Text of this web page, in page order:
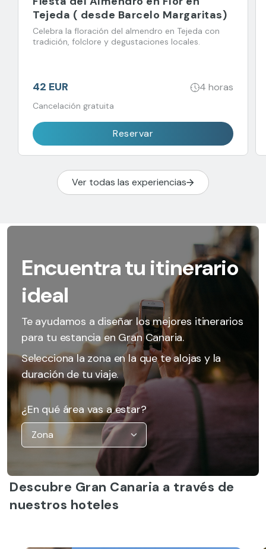
Tejeda ( desde Barcelo Margaritas)
Celebra la floración del almendro en Tejeda con
tradición, folclore y degustaciones locales.
42 EUR 4 horas
Cancelación gratuita
Reservar
Ver todas las experiencias
Encuentra tu itinerario
ideal
Te ayudamos a diseñar los mejores itinerarios
para tu estancia en Gran Canaria.
Selecciona la zona en la que te alojas y la
duración de tu viaje.
¿En qué área vas a estar?
Descubre Gran Canaria a través de
nuestros hoteles